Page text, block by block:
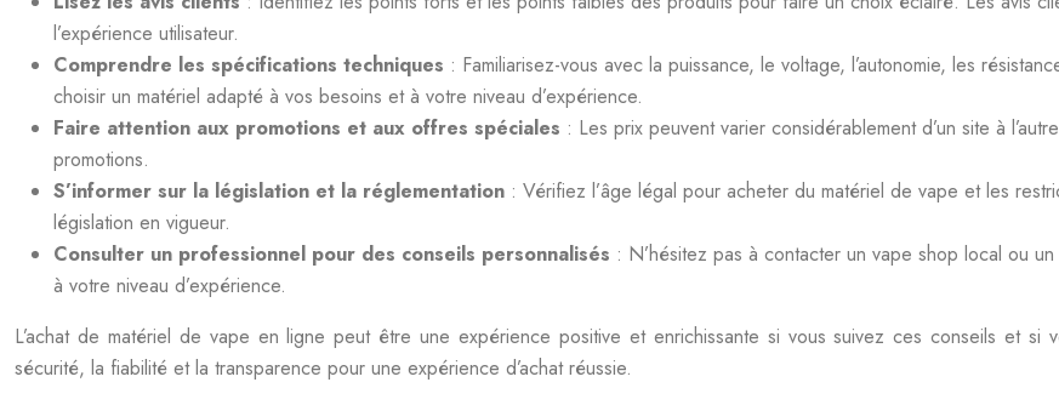
l’expérience utilisateur.
Comprendre les spécifications techniques : Familiarisez-vous avec la puissance, le voltage, l’autonomie, les
choisir un matériel adapté à vos besoins et à votre niveau d’expérience.
Faire attention aux promotions et aux offres spéciales : Les prix peuvent varier considérablement d’un site à
promotions.
S’informer sur la législation et la réglementation : Vérifiez l’âge légal pour acheter du matériel de vape et les
législation en vigueur.
Consulter un professionnel pour des conseils personnalisés : N’hésitez pas à contacter un vape shop local ou
à votre niveau d’expérience.
L’achat de matériel de vape en ligne peut être une expérience positive et enrichissante si vous suivez ces conseils et
sécurité, la fiabilité et la transparence pour une expérience d’achat réussie.